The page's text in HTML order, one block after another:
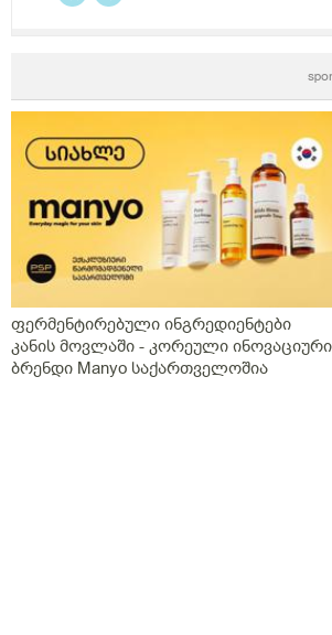
ფერმენტირებული ინგრედიენტები
კანის მოვლაში - კორეული ინოვაციური
ბრენდი Manyo საქართველოშია